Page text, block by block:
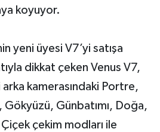
koyuyor.
yeni üyesi V7’yi satışa
dikkat çeken Venus V7,
kamerasındaki Portre,
Gökyüzü, Günbatımı, Doğa,
Çiçek çekim modları ile